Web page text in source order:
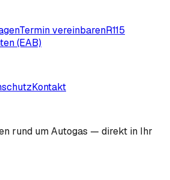
Termin vereinbarenR115
(EAB)
Kontakt
rund um Autogas — direkt in Ihr